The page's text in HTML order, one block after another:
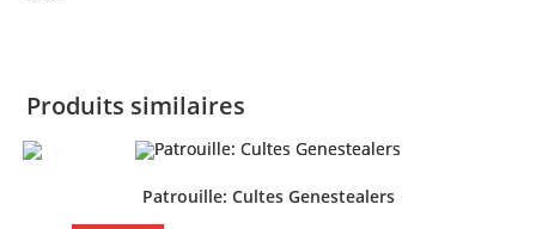
Produits similaires
Patrouille: Cultes Genestealers